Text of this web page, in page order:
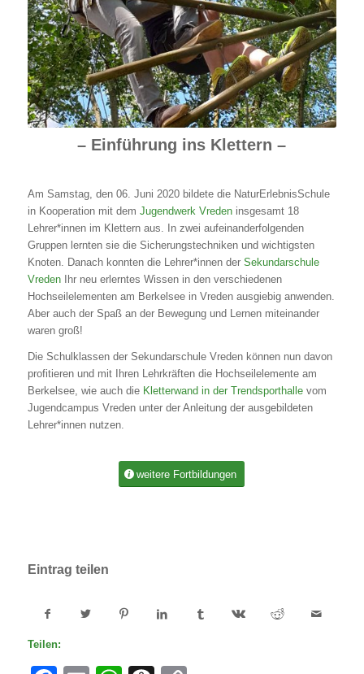
– Einführung ins Klettern –
Am Samstag, den 06. Juni 2020 bildete die NaturErlebnisSchule
in Kooperation mit dem Jugendwerk Vredeninsgesamt 18
Lehrer*innen im Klettern aus. In zwei aufeinanderfolgenden
Gruppen lernten sie die Sicherungstechniken und wichtigsten
Knoten. Danach konnten die Lehrer*innen der Sekundarschule
VredenIhr neu erlerntes Wissen in den verschiedenen
Hochseilelementen am Berkelsee in Vreden ausgiebig anwenden.
Aber auch der Spaß an der Bewegung und Lernen miteinander
waren groß!
Die Schulklassen der Sekundarschule Vreden können nun davon
profitieren und mit Ihren Lehrkräften die Hochseilelemente am
Berkelsee, wie auch die Kletterwand in der Trendsporthallevom
Jugendcampus Vreden unter der Anleitung der ausgebildeten
Lehrer*innen nutzen.
weitere Fortbildungen
Eintrag teilen
Teilen: